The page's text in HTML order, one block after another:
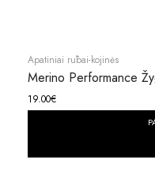
Apatiniai rūbai-kojinės
Merino Performance
19.00€